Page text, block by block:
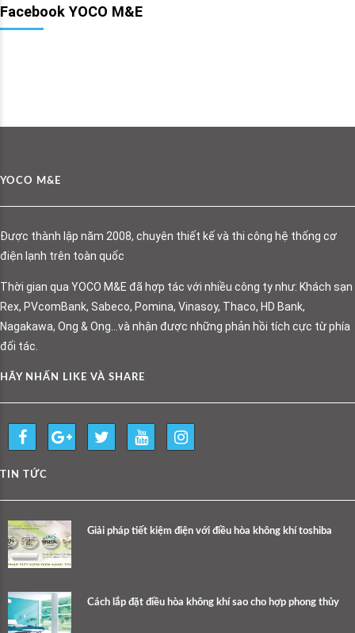
Facebook YOCO M&E
YOCO M&E
Được thành lập năm 2008, chuyên thiết kế và thi công hệ thống cơ
điện lạnh trên toàn quốc
Thời gian qua YOCO M&E đã hợp tác với nhiều công ty như: Khách sạn
Rex, PVcomBank, Sabeco, Pomina, Vinasoy, Thaco, HD Bank,
Nagakawa, Ong & Ong…và nhận được những phản hồi tích cực từ phía
đối tác.
HÃY NHẤN LIKE VÀ SHARE
TIN TỨC
Giải pháp tiết kiệm điện với điều hòa không khí toshiba
Cách lắp đặt điều hòa không khí sao cho hợp phong thủy